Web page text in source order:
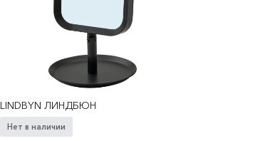
LINDBYN ЛИНДБЮН
Нет в наличии